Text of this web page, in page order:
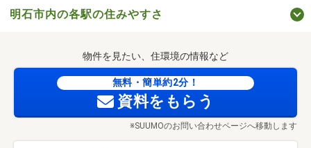
明石市内の各駅の住みやすさ
物件を見たい、住環境の情報など
無料・簡単約2分！
資料をもらう
※SUUMOのお問い合わせページへ移動します